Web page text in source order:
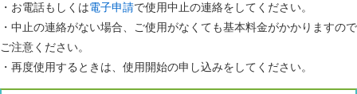
・お電話もしくは電子申請で使用中止の連絡をしてください。
・中止の連絡がない場合、ご使用がなくても基本料金がかかりますので
ご注意ください。
・再度使用するときは、使用開始の申し込みをしてください。